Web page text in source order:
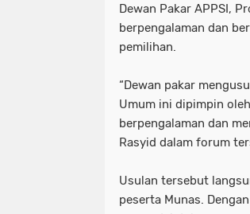
Dewan Pakar APPSI,
berpengalaman dan
pemilihan.
“Dewan pakar
Umum ini dipimpin
berpengalaman dan
Rasyid dalam forum
Usulan tersebut
peserta Munas.